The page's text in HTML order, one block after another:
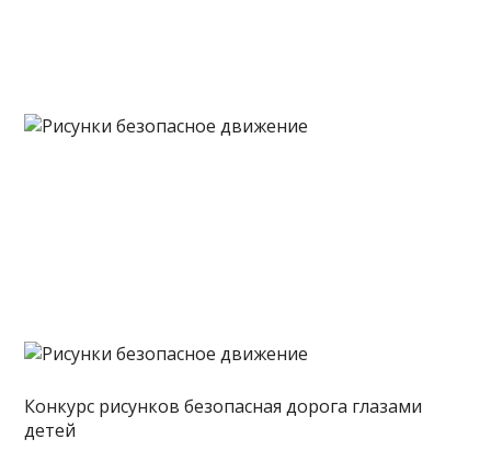
Конкурс рисунков безопасная дорога глазами
детей